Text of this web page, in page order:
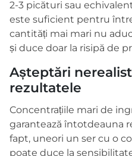
2-3 picături sau
este suficient pentru
cantități mai mari nu
și duce doar la risipă de
Așteptări
rezultatele
Concentrațiile mari de
garantează întotdeauna
fapt, uneori un ser cu o
poate duce la